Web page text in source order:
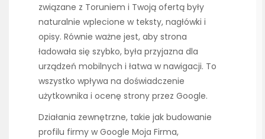
związane z Toruniem i Twoją ofertą były
naturalnie wplecione w teksty, nagłówki i
opisy. Równie ważne jest, aby strona
ładowała się szybko, była przyjazna dla
urządzeń mobilnych i łatwa w nawigacji. To
wszystko wpływa na doświadczenie
użytkownika i ocenę strony przez Google.
Działania zewnętrzne, takie jak budowanie
profilu firmy w Google Moja Firma,